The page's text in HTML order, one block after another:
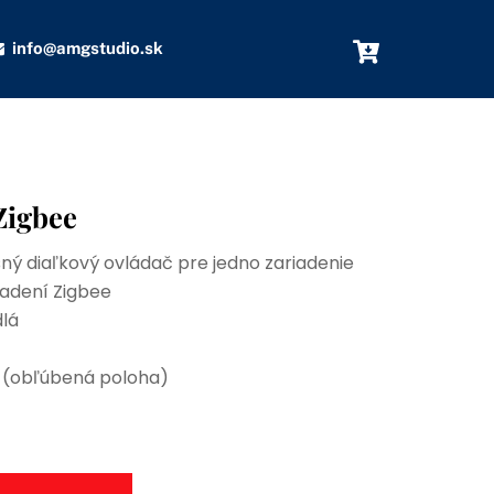
info@amgstudio.sk
diaľkový ovládač pre jedno zariadenie
Zigbee
poloha)